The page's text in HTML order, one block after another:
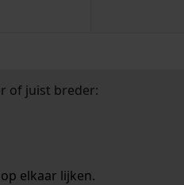
of juist breder:
elkaar lijken.